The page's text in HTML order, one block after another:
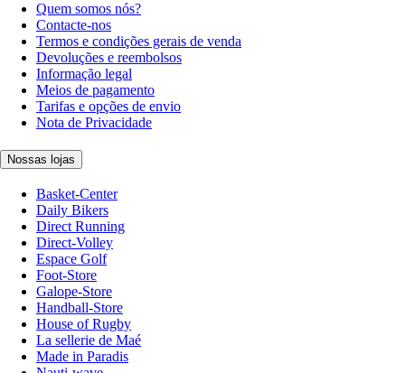
Quem somos nós?
Contacte-nos
Termos e condições gerais de venda
Devoluções e reembolsos
Informação legal
Meios de pagamento
Tarifas e opções de envio
Nota de Privacidade
Nossas lojas
Basket-Center
Daily Bikers
Direct Running
Direct-Volley
Espace Golf
Foot-Store
Galope-Store
Handball-Store
House of Rugby
La sellerie de Maé
Made in Paradis